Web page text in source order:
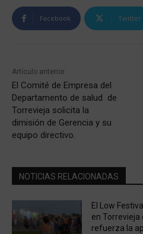
Facebook Twitter
Artículo anterior
El Comité de Empresa del
Departamento de salud de
Torrevieja solicita la
dimisión de Gerencia y su
equipo directivo.
NOTICIAS RELACIONADAS
El Low
en Torrevieja
refuerza la